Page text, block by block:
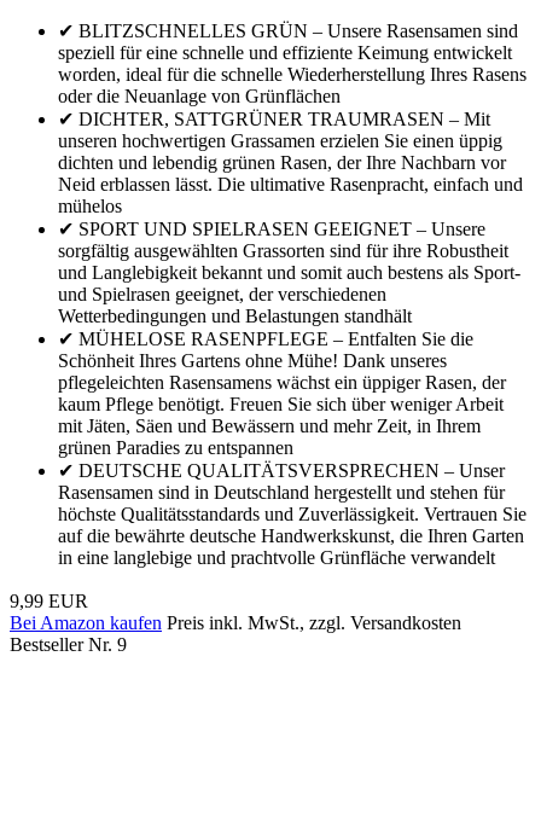
✔ BLITZSCHNELLES GRÜN – Unsere Rasensamen sind
speziell für eine schnelle und effiziente Keimung entwickelt
worden, ideal für die schnelle Wiederherstellung Ihres Rasens
oder die Neuanlage von Grünflächen
✔ DICHTER, SATTGRÜNER TRAUMRASEN – Mit
unseren hochwertigen Grassamen erzielen Sie einen üppig
dichten und lebendig grünen Rasen, der Ihre Nachbarn vor
Neid erblassen lässt. Die ultimative Rasenpracht, einfach und
mühelos
✔ SPORT UND SPIELRASEN GEEIGNET – Unsere
sorgfältig ausgewählten Grassorten sind für ihre Robustheit
und Langlebigkeit bekannt und somit auch bestens als Sport-
und Spielrasen geeignet, der verschiedenen
Wetterbedingungen und Belastungen standhält
✔ MÜHELOSE RASENPFLEGE – Entfalten Sie die
Schönheit Ihres Gartens ohne Mühe! Dank unseres
pflegeleichten Rasensamens wächst ein üppiger Rasen, der
kaum Pflege benötigt. Freuen Sie sich über weniger Arbeit
mit Jäten, Säen und Bewässern und mehr Zeit, in Ihrem
grünen Paradies zu entspannen
✔ DEUTSCHE QUALITÄTSVERSPRECHEN – Unser
Rasensamen sind in Deutschland hergestellt und stehen für
höchste Qualitätsstandards und Zuverlässigkeit. Vertrauen Sie
auf die bewährte deutsche Handwerkskunst, die Ihren Garten
in eine langlebige und prachtvolle Grünfläche verwandelt
9,99 EUR
Bei Amazon kaufen Preis inkl. MwSt., zzgl. Versandkosten
Bestseller Nr. 9